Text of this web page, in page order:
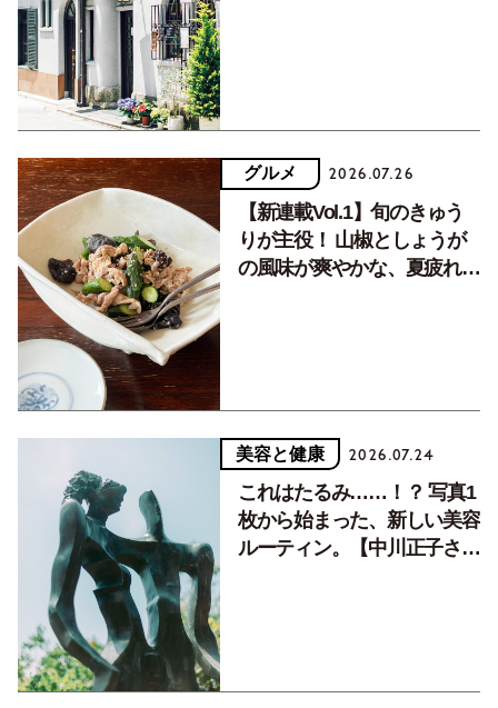
グルメ 2026.07.26
【新連載Vol.1】旬のきゅう
りが主役！ 山椒としょうが
の風味が爽やかな、夏疲れを
美容と健康 2026.07.24
これはたるみ……！？ 写真1
枚から始まった、新しい美容
ルーティン。【中川正子さん